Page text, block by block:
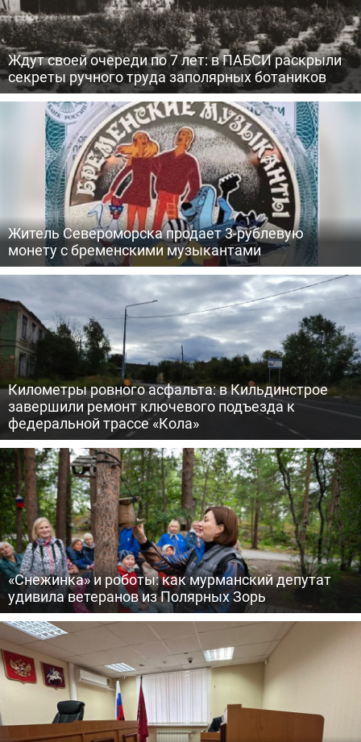
Ждут своей очереди по 7 лет: в ПАБСИ раскрыли
секреты ручного труда заполярных ботаников
Житель Североморска продает 3-рублевую
монету с бременскими музыкантами
Километры ровного асфальта: в Кильдинстрое
завершили ремонт ключевого подъезда к
федеральной трассе «Кола»
«Снежинка» и роботы: как мурманский депутат
удивила ветеранов из Полярных Зорь